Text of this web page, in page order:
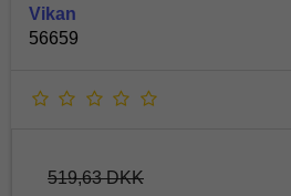
Vikan
56659
519,63 DKK